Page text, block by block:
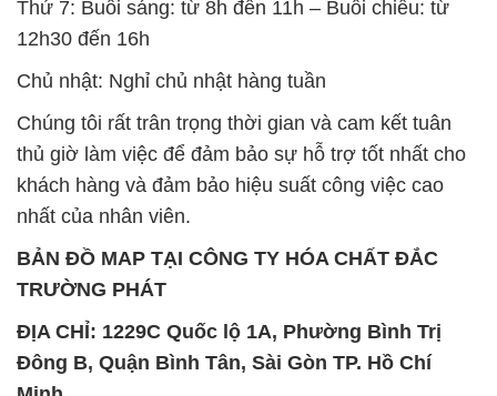
Thứ 7: Buổi sáng: từ 8h đến 11h – Buổi chiều: từ
12h30 đến 16h
Chủ nhật: Nghỉ chủ nhật hàng tuần
Chúng tôi rất trân trọng thời gian và cam kết tuân
thủ giờ làm việc để đảm bảo sự hỗ trợ tốt nhất cho
khách hàng và đảm bảo hiệu suất công việc cao
nhất của nhân viên.
BẢN ĐỒ MAP TẠI CÔNG TY HÓA CHẤT ĐẮC
TRƯỜNG PHÁT
ĐỊA CHỈ: 1229C Quốc lộ 1A, Phường Bình Trị
Đông B, Quận Bình Tân, Sài Gòn TP. Hồ Chí